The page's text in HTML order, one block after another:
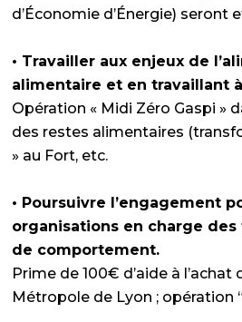
d’Économie d’Énergie) seront
• Travailler aux enjeux de
alimentaire et en travaillant
Opération « Midi Zéro Gaspi »
des restes alimentaires
» au Fort, etc.
• Poursuivre l’engagement
organisations en charge
de comportement.
Prime de 100€ d’aide à
Métropole de Lyon ; opération